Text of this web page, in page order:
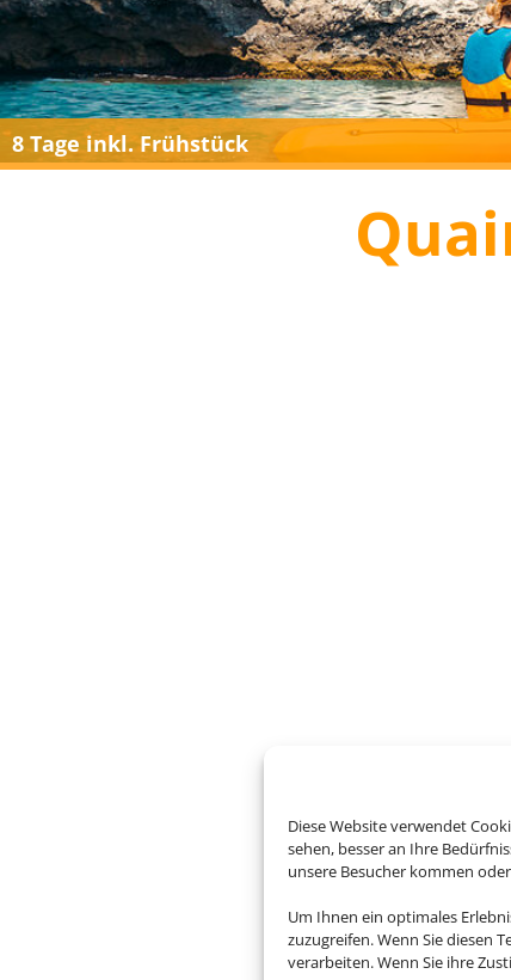
Diese Website verwendet
sehen, besser an Ihre
unsere Besucher kommen
Um Ihnen ein optimales
zuzugreifen. Wenn Sie diesen
verarbeiten. Wenn Sie ihre
8 Tage inkl. Frühstück